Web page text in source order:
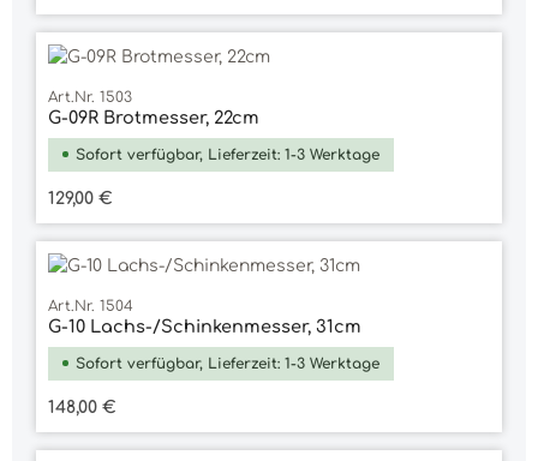
Art.Nr. 1503
G-09R Brotmesser, 22cm
Sofort verfügbar, Lieferzeit: 1-3 Werktage
Regulärer Preis:
129,00 €
Art.Nr. 1504
G-10 Lachs-/Schinkenmesser, 31cm
Sofort verfügbar, Lieferzeit: 1-3 Werktage
Regulärer Preis:
148,00 €